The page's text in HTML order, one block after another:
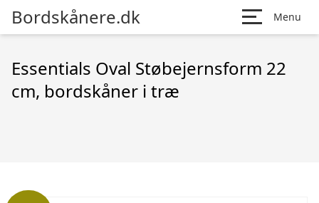
Bordskånere.dk Menu
Essentials Oval Støbejernsform 22
cm, bordskåner i træ